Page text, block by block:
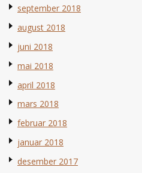
september 2018
august 2018
juni 2018
mai 2018
april 2018
mars 2018
februar 2018
januar 2018
desember 2017